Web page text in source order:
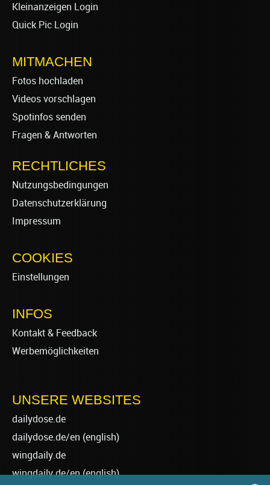
Kleinanzeigen Login
Quick Pic Login
MITMACHEN
Fotos hochladen
Videos vorschlagen
Spotinfos senden
Fragen & Antworten
RECHTLICHES
Nutzungsbedingungen
Datenschutzerklärung
Impressum
COOKIES
Einstellungen
INFOS
Kontakt & Feedback
Werbemöglichkeiten
UNSERE WEBSITES
dailydose.de
dailydose.de/en (english)
wingdaily.de
wingdaily.de/en(english)